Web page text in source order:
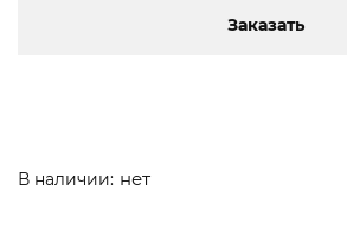
Заказать
В наличии: нет